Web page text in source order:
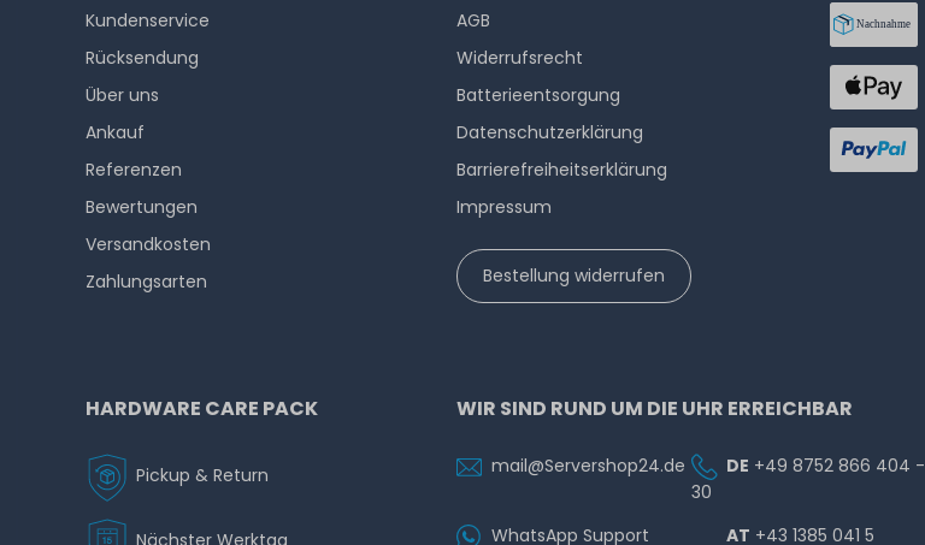
Kundenservice
Rücksendung
Über uns
Ankauf
Referenzen
Bewertungen
Versandkosten
Zahlungsarten
AGB
Widerrufs­recht
Batterieentsorgung
Datenschutzerklärung
Barrierefreiheitserklärung
Impressum
Bestellung widerrufen
HARDWARE CARE PACK
Pickup & Return
Nächster Werktag
WIR SIND RUND UM DIE UHR ERREICHBAR
mail@Servershop24.de DE +49 8752 866 404 -
30
WhatsApp Support AT +43 1385 041 5